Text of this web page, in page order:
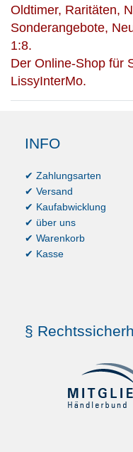
Oldtimer, Raritäten,
Sonderangebote,
1:8.
Der Online-Shop für
LissyInterMo.
INFO
✔ Zahlungsarten
✔ Versand
✔ Kaufabwicklung
✔ über uns
✔ Warenkorb
✔ Kasse
§